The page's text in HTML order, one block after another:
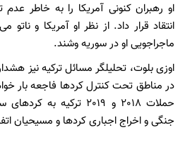
او رهبران کنونی آمریکا را به خاطر
انتقاد قرار داد. از نظر او آمریکا و ناتو
ماجراجویی او در سوریه وشند.
اوزی بلوت، تحلیلگر مسائل ترکیه نیز
در مناطق تحت کنترل کردها فاجعه بار
حملات 2018 و 2019
جنگی و اخراج اجباری کردها و مسیحیان